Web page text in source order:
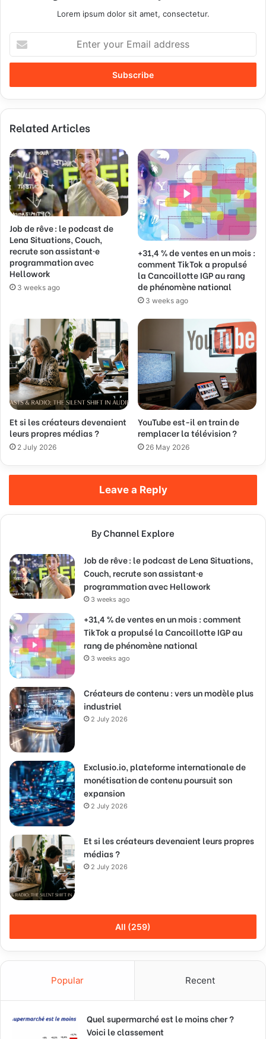
Lorem ipsum dolor sit amet, consectetur.
t
r
y
u
E
m
a
i
l
a
d
d
r
e
s
s
Related Articles
Job de rêve : le podcast de
Lena Situations, Couch,
recrute son assistant·e
programmation avec
Hellowork
3 weeks ago
+31,4 % de ventes en un mois :
comment TikTok a propulsé
la Cancoillotte IGP au rang
de phénomène national
3 weeks ago
Et si les créateurs devenaient
leurs propres médias ?
2 July 2026
YouTube est-il en train de
remplacer la télévision ?
26 May 2026
Leave a Reply
By Channel Explore
Job de rêve : le podcast de Lena Situations,
Couch, recrute son assistant·e
programmation avec Hellowork
3 weeks ago
+31,4 % de ventes en un mois : comment
TikTok a propulsé la Cancoillotte IGP au
rang de phénomène national
3 weeks ago
Créateurs de contenu : vers un modèle plus
industriel
2 July 2026
Exclusio.io, plateforme internationale de
monétisation de contenu poursuit son
expansion
2 July 2026
Et si les créateurs devenaient leurs propres
médias ?
2 July 2026
All (259)
Popular Recent
Quel supermarché est le moins cher ?
Voici le classement